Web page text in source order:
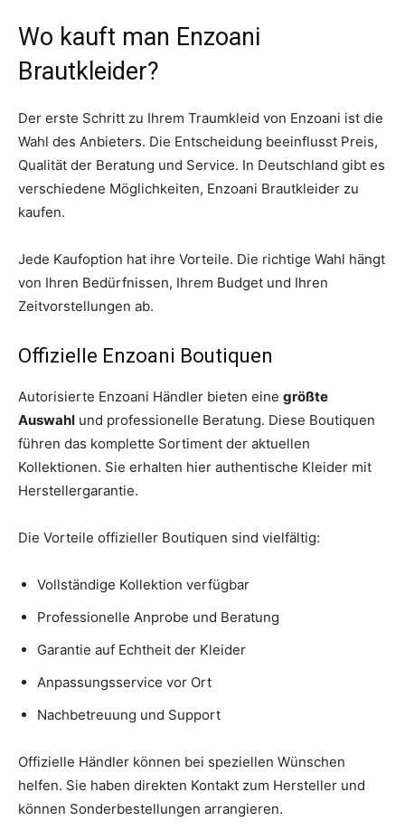
Wo kauft man Enzoani
Brautkleider?
Der erste Schritt zu Ihrem Traumkleid von Enzoani ist die
Wahl des Anbieters. Die Entscheidung beeinflusst Preis,
Qualität der Beratung und Service. In Deutschland gibt es
verschiedene Möglichkeiten, Enzoani Brautkleider zu
kaufen.
Jede Kaufoption hat ihre Vorteile. Die richtige Wahl hängt
von Ihren Bedürfnissen, Ihrem Budget und Ihren
Zeitvorstellungen ab.
Offizielle Enzoani Boutiquen
Autorisierte Enzoani Händler bieten eine größte
Auswahl und professionelle Beratung. Diese Boutiquen
führen das komplette Sortiment der aktuellen
Kollektionen. Sie erhalten hier authentische Kleider mit
Herstellergarantie.
Die Vorteile offizieller Boutiquen sind vielfältig:
Vollständige Kollektion verfügbar
Professionelle Anprobe und Beratung
Garantie auf Echtheit der Kleider
Anpassungsservice vor Ort
Nachbetreuung und Support
Offizielle Händler können bei speziellen Wünschen
helfen. Sie haben direkten Kontakt zum Hersteller und
können Sonderbestellungen arrangieren.